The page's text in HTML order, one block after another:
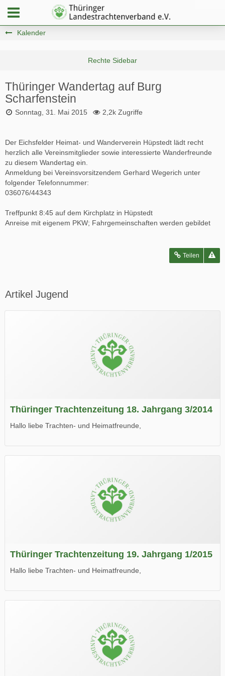
Kalender
Thüringer Wandertag auf Burg
Scharfenstein
Sonntag, 31. Mai 2015 2,2k Zugriffe
Der Eichsfelder Heimat- und Wanderverein Hüpstedt lädt recht
herzlich alle Vereinsmitglieder sowie interessierte Wanderfreunde
zu diesem Wandertag ein.
Anmeldung bei Vereinsvorsitzendem Gerhard Wegerich unter
folgender Telefonnummer:
036076/44343
Treffpunkt 8:45 auf dem Kirchplatz in Hüpstedt
Anreise mit eigenem PKW; Fahrgemeinschaften werden gebildet
Teilen
Artikel Jugend
Thüringer Trachtenzeitung 18. Jahrgang 3/2014
Hallo liebe Trachten- und Heimatfreunde,
Wir wünschen Euch viel Spaß beim Lesen.
Thüringer Trachtenzeitung 19. Jahrgang 1/2015
Hallo liebe Trachten- und Heimatfreunde,
Wir wünschen Euch viel Spaß beim Lesen.